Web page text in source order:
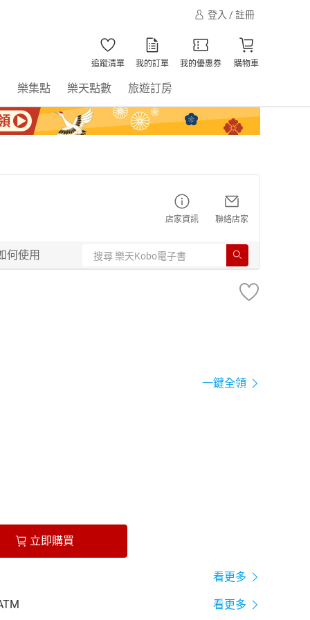
登入 / 註冊
追蹤清單 我的訂單 我的優惠券 購物車
樂集點 樂天點數 旅遊訂房
店家資訊 聯絡店家
何使用
一鍵全領
立即購買
看更多
看更多